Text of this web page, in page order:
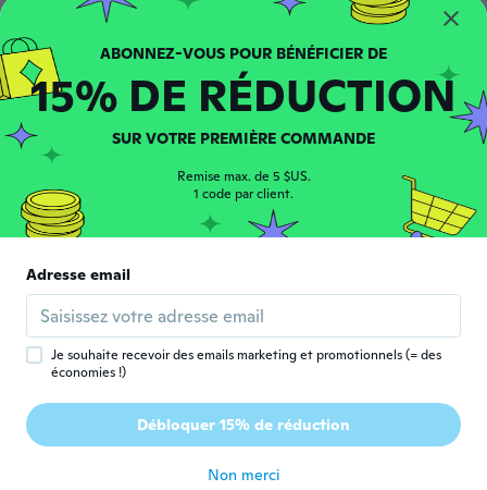
恒 恒作
Inscrit depuis 2017 · 57 avis · 1 chargements
A Inscrit depuis 2019 avis
il y a 5 ans
C Connie
Inscrit depuis 2021 · 16
Rachil
Inscrit depuis 2021 · 16 avis
15% DE RÉDUCTION
SUR VOTRE PREMIÈRE COMMANDE
Remise max. de 5 $US.
1 code par client.
Adresse email
Je souhaite recevoir des emails marketing et promotionnels (= des
économies !)
Débloquer 15% de réduction
Non merci